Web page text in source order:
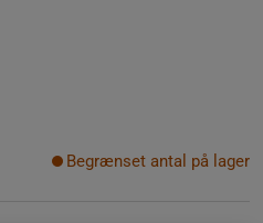
Begrænset antal på lager